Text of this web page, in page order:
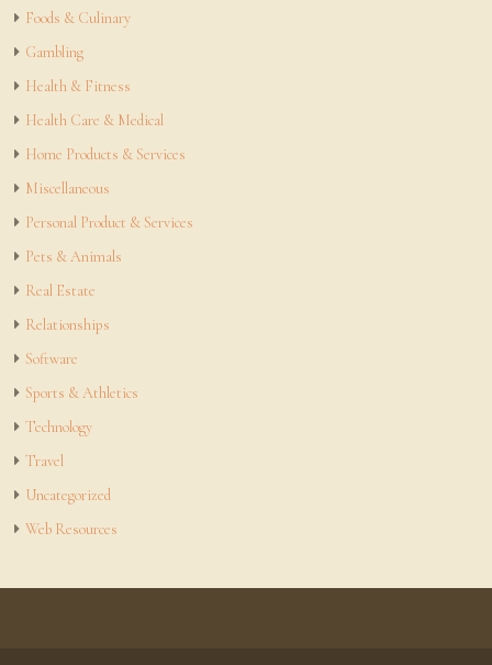
Foods & Culinary
Gambling
Health & Fitness
Health Care & Medical
Home Products & Services
Miscellaneous
Personal Product & Services
Pets & Animals
Real Estate
Relationships
Software
Sports & Athletics
Technology
Travel
Uncategorized
Web Resources